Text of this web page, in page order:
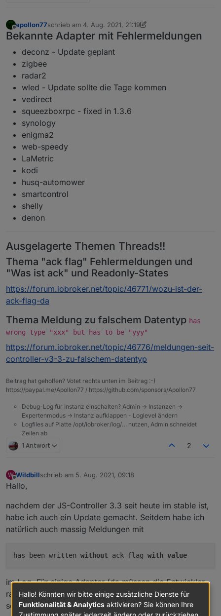
Offline
apollon77schrieb am 4. Aug. 2021, 21:19
zuletzt editiert von apollon778. Okt. 2021, 00:33
Bekannte Adapter mit Fehlermeldungen
deconz - Update geplant
zigbee
radar2
wled - Update sollte die Tage kommen
vedirect
squeezboxrpc - fixed in 1.3.6
synology
enigma2
web-speedy
LaMetric
kodi
husq-automower
smartcontrol
shelly
denon
Ausgelagerte Themen Threads!!
Thema "ack flag" Fehlermeldungen und
"Was ist ack" und Readonly-States
https://forum.iobroker.net/topic/46771/wozu-ist-der-
ack-flag-da
Thema Meldung zu falschem Datentyp has
wrong type "xxx" but has to be "yyy"
https://forum.iobroker.net/topic/46776/meldungen-seit-
controller-v3-3-zu-falschem-datentyp
Beitrag hat geholfen? Votet rechts unten im Beitrag :-)
https://paypal.me/Apollon77 / https://github.com/sponsors/Apollon77
Debug-Log für Instanz einschalten? Admin -> Instanzen ->
Expertenmodus -> Instanz aufklappen - Loglevel ändern
Logfiles auf Platte /opt/iobroker/log/… nutzen, Admin schneidet
Zeilen ab
1 Antwort 2
W
Offline
Wildbillschrieb am 5. Aug. 2021, 09:18
zuletzt editiert von
Hallo,
nachdem der JS-Controller 3.3 seit heute im stable ist,
habe ich auch ein Update gemacht. Seitdem habe ich
natürlich auch massig Meldungen mit
has been written without ack-flag with value
im Log. Für einige Adapter (da müssen die Entwickler
ran, steht ja oben), aber auch für viele Scripte, die ich
seit Jahren laufen habe und hier im Forum und Internet
Hallo! Könnten wir bitte einige zusätzliche Dienste für
Funktionalität & Analytics aktivieren? Sie können Ihre